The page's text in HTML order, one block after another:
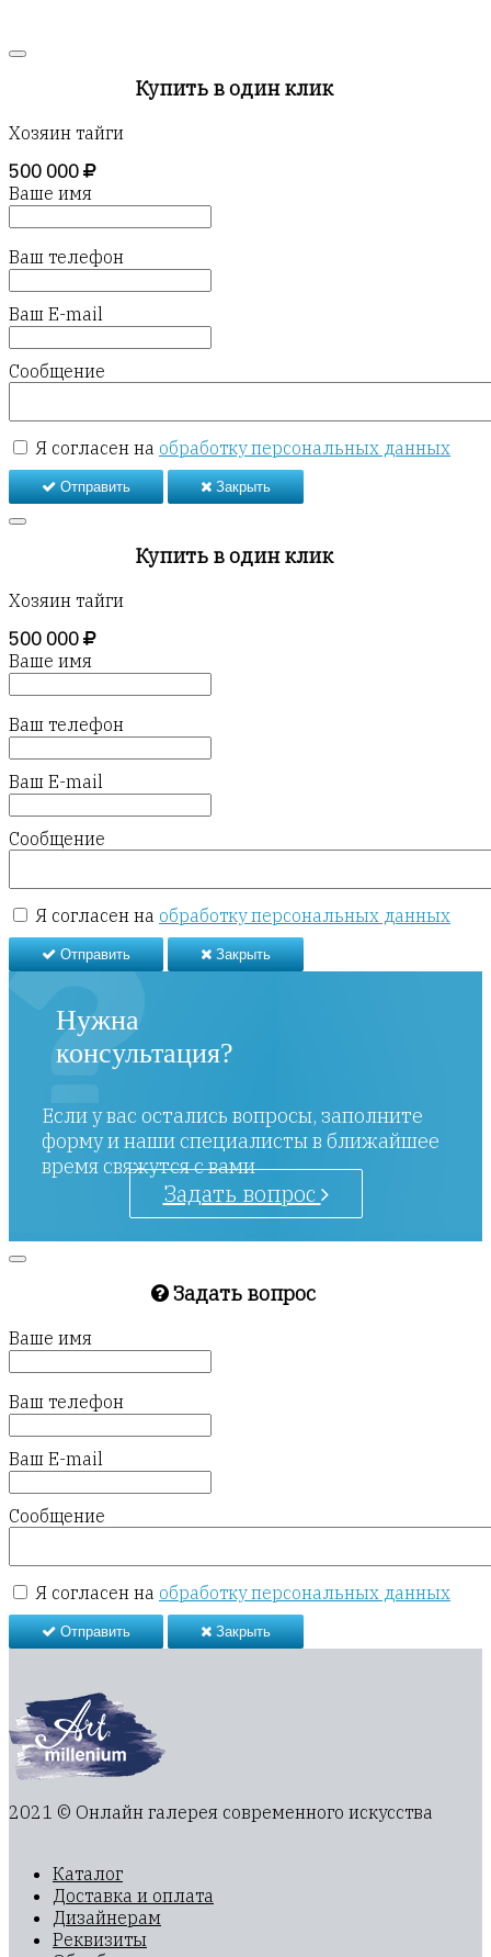
Купить в один клик
Хозяин тайги
500 000
Ваше имя
Ваш телефон
Ваш E-mail
Сообщение
Я согласен на обработку персональных данных
Отправить Закрыть
Купить в один клик
Хозяин тайги
500 000
Ваше имя
Ваш телефон
Ваш E-mail
Сообщение
Я согласен на обработку персональных данных
Отправить Закрыть
Нужна
консультация?
Если у вас остались вопросы, заполните
форму и наши специалисты в ближайшее
время свяжутся с вами
Задать вопрос
Задать вопрос
Ваше имя
Ваш телефон
Ваш E-mail
Сообщение
Я согласен на обработку персональных данных
Отправить Закрыть
2021 © Онлайн галерея современного искусства
Каталог
Доставка и оплата
Дизайнерам
Реквизиты